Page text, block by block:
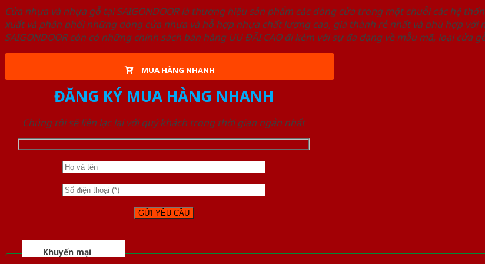
Cửa nhựa và nhựa gỗ tại SAIGONDOOR là thương hiệu sản phẩm các dòng cửa trong một chuỗi các hệ
xuất và phân phối những dòng cửa nhựa và hỗ hợp nhựa chất lượng cao, giá thành rẻ nhất và phù hợp với
SAIGONDOOR còn có những chính sách bán hàng ƯU ĐÃI CAO đi kèm với sự đa dạng về mẫu mã, loại cửa
MUA HÀNG NHANH
ĐĂNG KÝ MUA HÀNG NHANH
Chúng tôi sẽ liên lạc lại với quý khách trong thời gian ngắn nhất
Khuyến mại